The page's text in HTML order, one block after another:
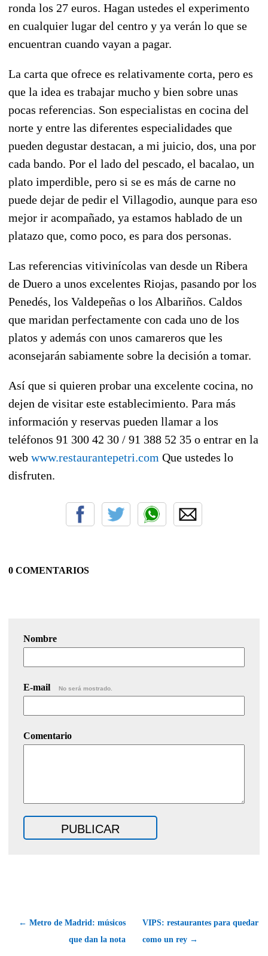
ronda los 27 euros. Hagan ustedes el experimento
en cualquier lugar del centro y ya verán lo que se
encuentran cuando vayan a pagar.
La carta que ofrece es relativamente corta, pero es
que la idea es trabajar mucho y bien sobre unas
pocas referencias. Son especialistas en cocina del
norte y entre las diferentes especialidades que
pueden degustar destacan, a mi juicio, dos, una por
cada bando. Por el lado del pescado, el bacalao, un
plato imperdible, pero si se es más de carne no
puede dejar de pedir el Villagodio, aunque para eso
mejor ir acompañado, ya estamos hablado de un
platazo que, como poco, es para dos personas.
Las referencias vitivinícolas van desde un Ribera
de Duero a unos excelentes Riojas, pasando por los
Penedés, los Valdepeñas o los Albariños. Caldos
que maridan perfectamente con cada uno de los
platos y además con unos camareros que les
aconsejarán sabiamente sobre la decisión a tomar.
Así que si quieren probar una excelente cocina, no
dejen de visitar este establecimiento. Para más
información y reservas pueden llamar a los
teléfonos 91 300 42 30 / 91 388 52 35 o entrar en la
web www.restaurantepetri.com Que ustedes lo
disfruten.
0 COMENTARIOS
Nombre
E-mail No será mostrado.
Comentario
← Metro de Madrid: músicos
que dan la nota
VIPS: restaurantes para quedar
como un rey →